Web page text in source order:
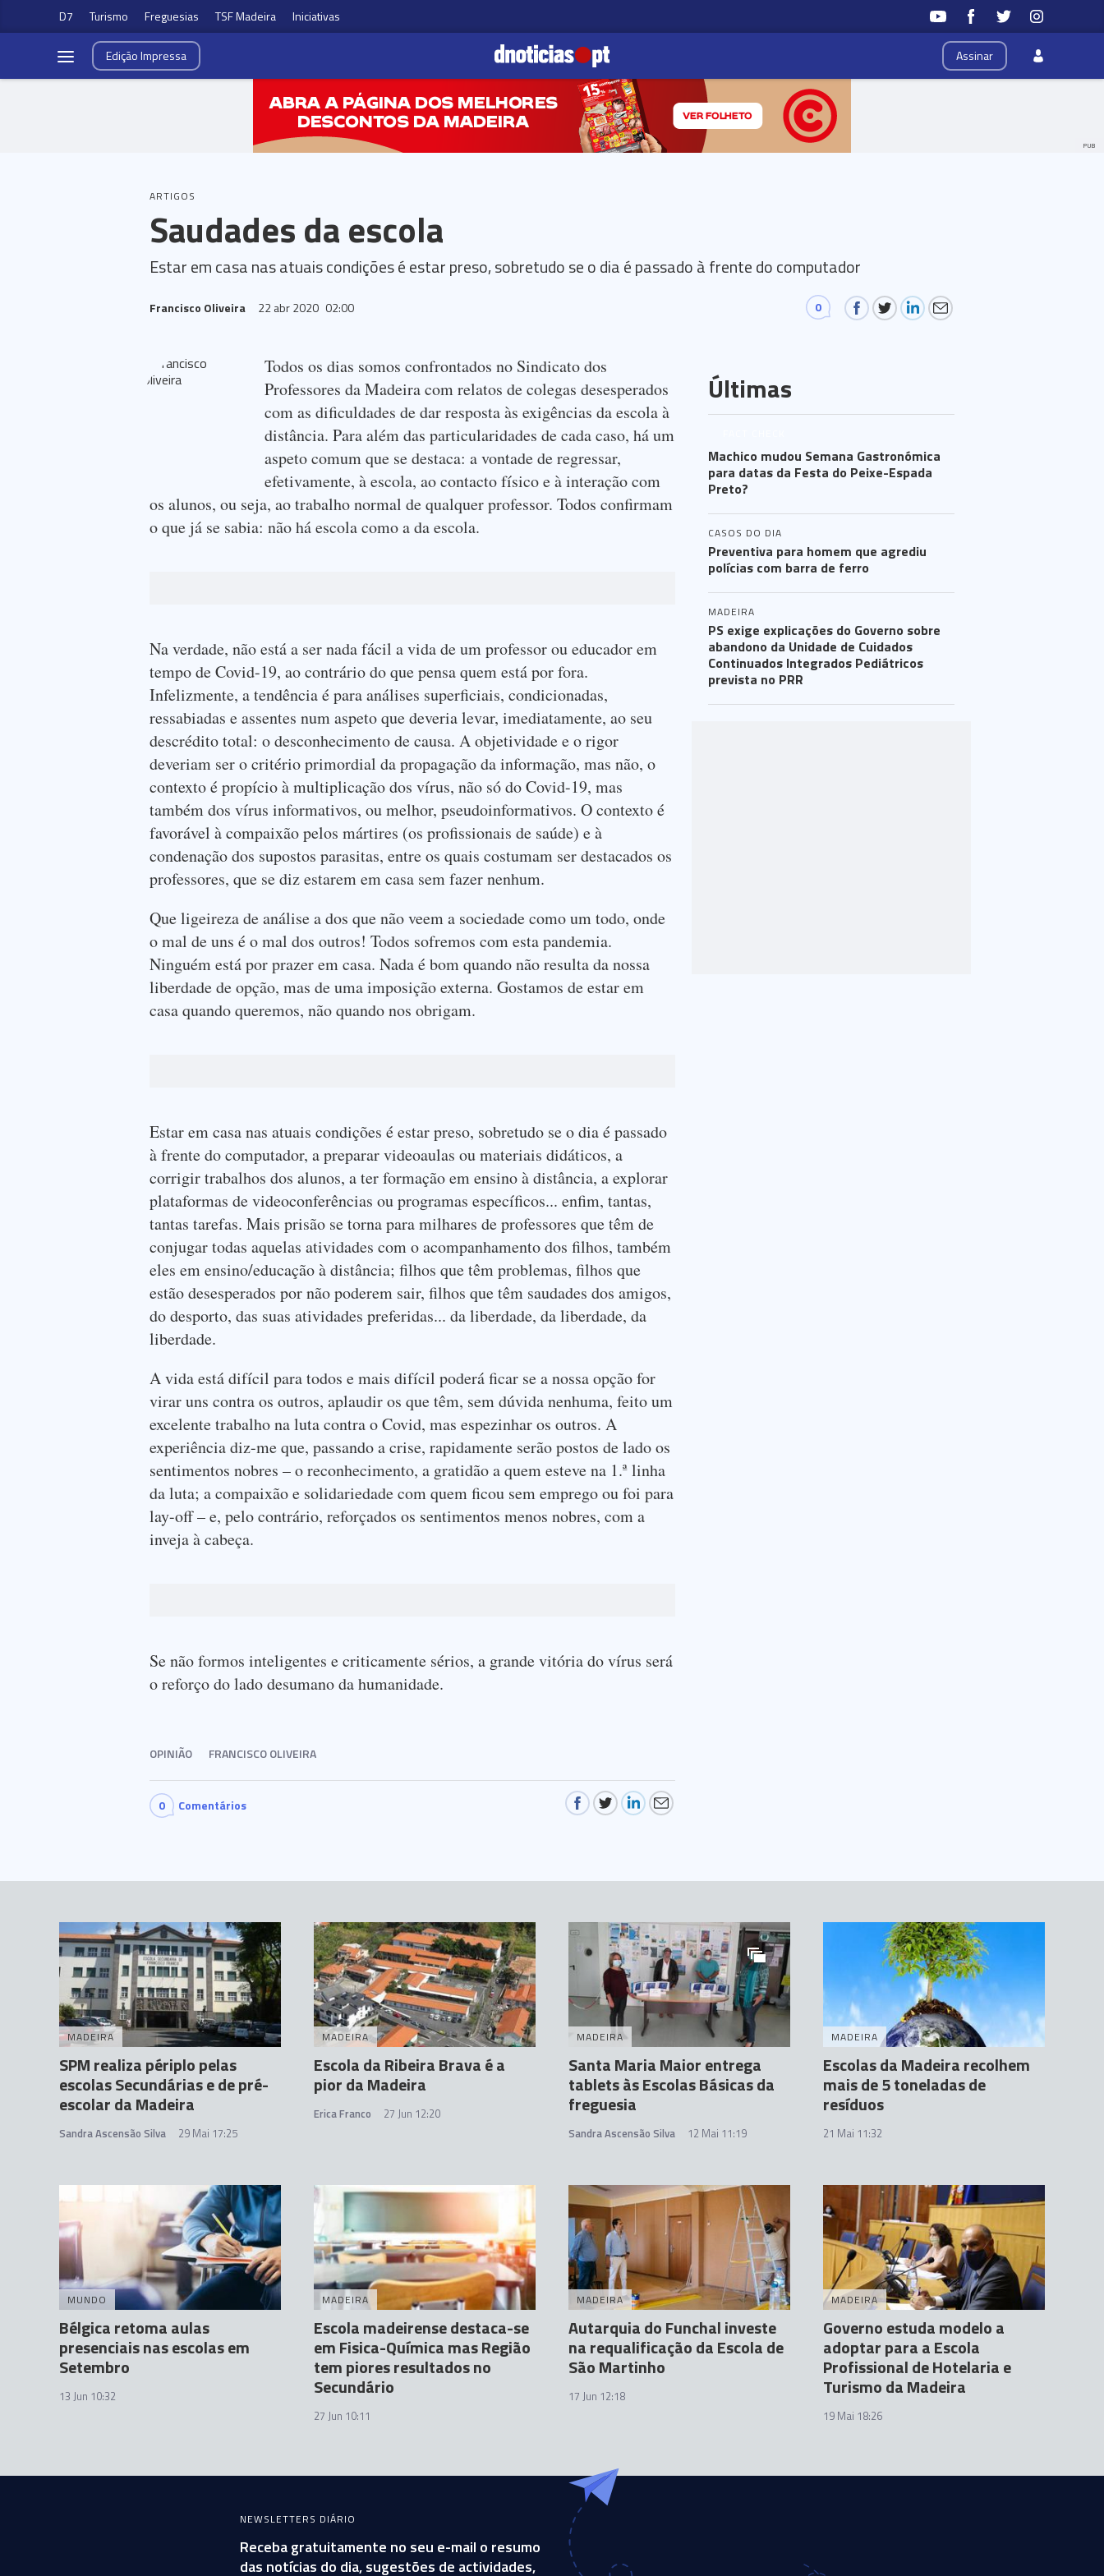
D7 Turismo Freguesias TSF Madeira Iniciativas
Assinar
EdiçãoImpressa
PUB
ARTIGOS
Saudades da escola
Estar em casa nas atuais condições é estar preso, sobretudo se o dia é passado à frente do computador
Francisco Oliveira 22 abr 2020 02:00 0
Todos os dias somos confrontados no Sindicato dos
Professores da Madeira com relatos de colegas desesperados
com as dificuldades de dar resposta às exigências da escola à
distância. Para além das particularidades de cada caso, há um
aspeto comum que se destaca: a vontade de regressar,
efetivamente, à escola, ao contacto físico e à interação com
os alunos, ou seja, ao trabalho normal de qualquer professor. Todos confirmam
o que já se sabia: não há escola como a da escola.
Na verdade, não está a ser nada fácil a vida de um professor ou educador em
tempo de Covid-19, ao contrário do que pensa quem está por fora.
Infelizmente, a tendência é para análises superficiais, condicionadas,
ressabiadas e assentes num aspeto que deveria levar, imediatamente, ao seu
descrédito total: o desconhecimento de causa. A objetividade e o rigor
deveriam ser o critério primordial da propagação da informação, mas não, o
contexto é propício à multiplicação dos vírus, não só do Covid-19, mas
também dos vírus informativos, ou melhor, pseudoinformativos. O contexto é
favorável à compaixão pelos mártires (os profissionais de saúde) e à
condenação dos supostos parasitas, entre os quais costumam ser destacados os
professores, que se diz estarem em casa sem fazer nenhum.
Que ligeireza de análise a dos que não veem a sociedade como um todo, onde
o mal de uns é o mal dos outros! Todos sofremos com esta pandemia.
Ninguém está por prazer em casa. Nada é bom quando não resulta da nossa
liberdade de opção, mas de uma imposição externa. Gostamos de estar em
casa quando queremos, não quando nos obrigam.
Estar em casa nas atuais condições é estar preso, sobretudo se o dia é passado
à frente do computador, a preparar videoaulas ou materiais didáticos, a
corrigir trabalhos dos alunos, a ter formação em ensino à distância, a explorar
plataformas de videoconferências ou programas específicos... enfim, tantas,
tantas tarefas. Mais prisão se torna para milhares de professores que têm de
conjugar todas aquelas atividades com o acompanhamento dos filhos, também
eles em ensino/educação à distância; filhos que têm problemas, filhos que
estão desesperados por não poderem sair, filhos que têm saudades dos amigos,
do desporto, das suas atividades preferidas... da liberdade, da liberdade, da
liberdade.
A vida está difícil para todos e mais difícil poderá ficar se a nossa opção for
virar uns contra os outros, aplaudir os que têm, sem dúvida nenhuma, feito um
excelente trabalho na luta contra o Covid, mas espezinhar os outros. A
experiência diz-me que, passando a crise, rapidamente serão postos de lado os
sentimentos nobres – o reconhecimento, a gratidão a quem esteve na 1.ª linha
da luta; a compaixão e solidariedade com quem ficou sem emprego ou foi para
lay-off – e, pelo contrário, reforçados os sentimentos menos nobres, com a
inveja à cabeça.
Se não formos inteligentes e criticamente sérios, a grande vitória do vírus será
o reforço do lado desumano da humanidade.
OPINIÃO FRANCISCO OLIVEIRA
0 Comentários
Últimas
Machico mudou Semana Gastronómica
para datas da Festa do Peixe-Espada
Preto?
CASOS DO DIA
Preventiva para homem que agrediu
polícias com barra de ferro
MADEIRA
PS exige explicações do Governo sobre
abandono da Unidade de Cuidados
Continuados Integrados Pediátricos
prevista no PRR
MADEIRA
SPM realiza périplo pelas
escolas Secundárias e de pré-
escolar da Madeira
Sandra Ascensão Silva 29 Mai 17:25
MADEIRA
Escola da Ribeira Brava é a
pior da Madeira
Erica Franco 27 Jun 12:20
MADEIRA
Santa Maria Maior entrega
tablets às Escolas Básicas da
freguesia
Sandra Ascensão Silva 12 Mai 11:19
MADEIRA
Escolas da Madeira recolhem
mais de 5 toneladas de
resíduos
21 Mai 11:32
MUNDO
Bélgica retoma aulas
presenciais nas escolas em
Setembro
13 Jun 10:32
MADEIRA
Escola madeirense destaca-se
em Fisica-Química mas Região
tem piores resultados no
Secundário
27 Jun 10:11
MADEIRA
Autarquia do Funchal investe
na requalificação da Escola de
São Martinho
17 Jun 12:18
MADEIRA
Governo estuda modelo a
adoptar para a Escola
Profissional de Hotelaria e
Turismo da Madeira
19 Mai 18:26
NEWSLETTERS DIÁRIO
Receba gratuitamente no seu e-mail o resumo
das notícias do dia, sugestões de actividades,